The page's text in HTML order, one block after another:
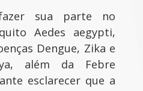
sua parte no
Aedes aegypti,
Dengue, Zika e
além da Febre
esclarecer que a